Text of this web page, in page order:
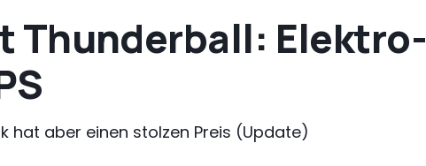
Thunderball: Elektro-
hat aber einen stolzen Preis (Update)